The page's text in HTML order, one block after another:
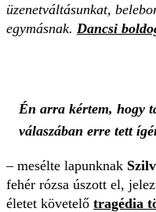
üzenetváltásunkat,
egymásnak. Dancsi
Én arra kértem, hogy
válaszában erre tett
– mesélte lapunknak
fehér rózsa úszott el,
életet követelő tragédia